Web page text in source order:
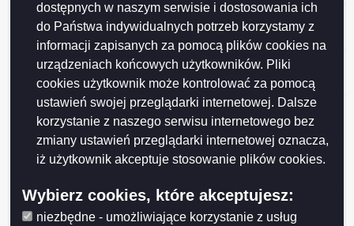
dostępnych w naszym serwisie i dostosowania ich
do Państwa indywidualnych potrzeb korzystamy z
informacji zapisanych za pomocą plików cookies na
urządzeniach końcowych użytkowników. Pliki
cookies użytkownik może kontrolować za pomocą
ustawień swojej przeglądarki internetowej. Dalsze
korzystanie z naszego serwisu internetowego bez
zmiany ustawień przeglądarki internetowej oznacza,
iż użytkownik akceptuje stosowanie plików cookies.
Wybierz cookies, które akceptujesz:
niezbędne - umożliwiające korzystanie z usług
2. przedszkola 4,0
1 411
120
0,0
3. szkoły
podstawowe
19,6
11 299
960
0,0
4. szkoły średnie i
specjalne
29 189
310
5. inne jednostki
2,1 0,0
6. jednostki
pomocy
2,4 0,0